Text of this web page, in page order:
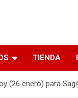
TIENDA
(26 enero) para